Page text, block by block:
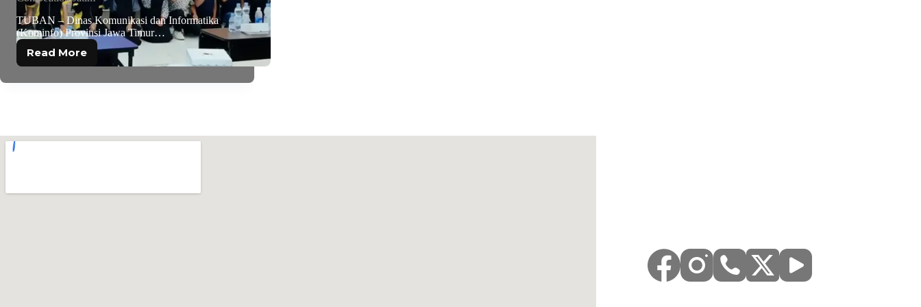
TUBAN – Dinas Komunikasi dan Informatika
(Kominfo) Provinsi Jawa Timur…
Read More